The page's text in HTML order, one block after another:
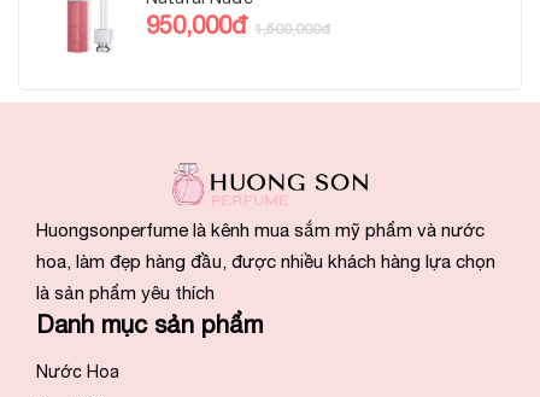
950,000đ 1,500,000đ
Huongsonperfume là kênh mua sắm mỹ phẩm và nước
hoa, làm đẹp hàng đầu, được nhiều khách hàng lựa chọn
là sản phẩm yêu thích
Danh mục sản phẩm
Nước Hoa